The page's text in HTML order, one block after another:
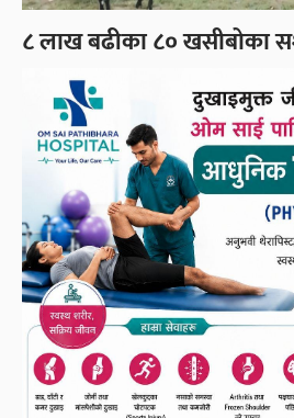
८ लाख बढीका ८० खसीबोका